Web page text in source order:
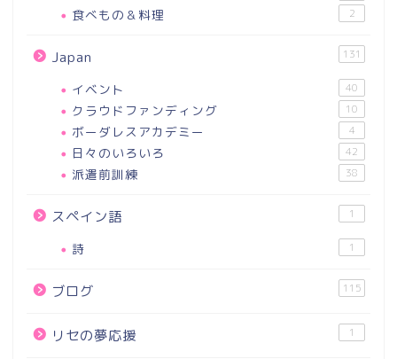
食べもの＆料理
2
Japan 131
イベント 40
クラウドファンディング 10
ボーダレスアカデミー 4
日々のいろいろ 42
派遣前訓練 38
スペイン語 1
詩 1
ブログ 115
リセの夢応援 1